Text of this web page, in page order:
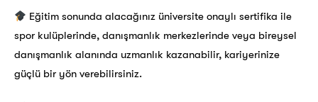
Eğitim sonunda alacağınız üniversite onaylı sertifika ile
spor kulüplerinde, danışmanlık merkezlerinde veya bireysel
danışmanlık alanında uzmanlık kazanabilir, kariyerinize
güçlü bir yön verebilirsiniz.